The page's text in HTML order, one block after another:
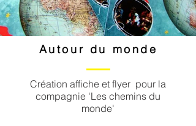
Autour du monde
Création affiche et flyer pour la
compagnie 'Les chemins du
monde'